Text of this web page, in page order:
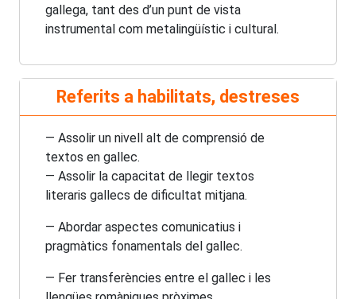
gallega, tant des d’un punt de vista
instrumental com metalingüístic i cultural.
Referits a habilitats, destreses
— Assolir un nivell alt de comprensió de
textos en gallec.
— Assolir la capacitat de llegir textos
literaris gallecs de dificultat mitjana.
— Abordar aspectes comunicatius i
pragmàtics fonamentals del gallec.
— Fer transferències entre el gallec i les